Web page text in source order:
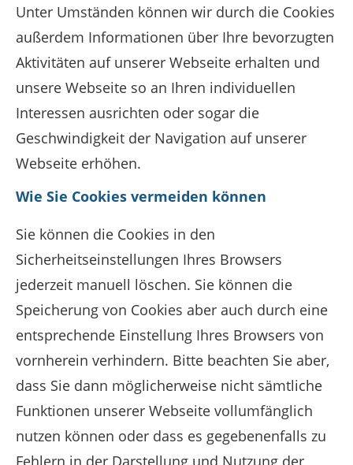
Unter Umständen können wir durch die Cookies
außerdem Informationen über Ihre bevorzugten
Aktivitäten auf unserer Webseite erhalten und
unsere Webseite so an Ihren individuellen
Interessen ausrichten oder sogar die
Geschwindigkeit der Navigation auf unserer
Webseite erhöhen.
Wie Sie Cookies vermeiden können
Sie können die Cookies in den
Sicherheitseinstellungen Ihres Browsers
jederzeit manuell löschen. Sie können die
Speicherung von Cookies aber auch durch eine
entsprechende Einstellung Ihres Browsers von
vornherein verhindern. Bitte beachten Sie aber,
dass Sie dann möglicherweise nicht sämtliche
Funktionen unserer Webseite vollumfänglich
nutzen können oder dass es gegebenenfalls zu